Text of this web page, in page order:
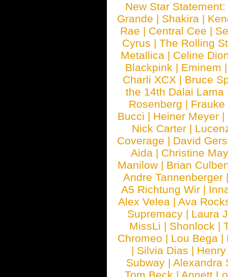
New Star
Grande | Shakira |
Rae | Central Cee |
Cyrus | The Rolling
Metallica | Celine
Blackpink | Eminem
Charli XCX | Bruce
the 14th Dalai Lama
Rosenberg | Frauke
Bucci | Heiner Meyer |
Nick Carter |
Coverage | David
Aida | Christine
Manilow | Brian
Andre Tannenberger
A5 Richtung Wir |
Alex Velea | Ava
Supremacy | Laura
MissLi | Shonlock |
Chromeo | Lou Bega |
| Silvia Dias |
Subway |Alexandra